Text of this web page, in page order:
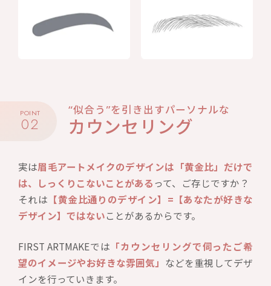
POINT
02
“似合う”を引き出すパーソナルな
カウンセリング
実は眉毛アートメイクのデザインは「黄金比」だけで
は、しっくりこないことがあるって、ご存じですか？
それは 【黄金比通りのデザイン】=【あなたが好きな
デザイン】ではないことがあるからです。
FIRST ARTMAKEでは 「カウンセリングで伺ったご希
望のイメージやお好きな雰囲気」 などを重視してデザ
インを行っていきます。